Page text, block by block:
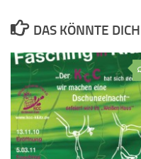
DAS KÖNNTE